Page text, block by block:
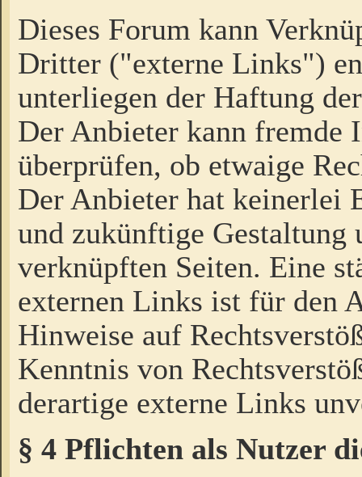
Dieses Forum kann
Dritter ("externe Links")
unterliegen der Haftung
Der Anbieter kann fremde
überprüfen, ob etwaige
Der Anbieter hat keinerlei
und zukünftige Gestaltung
verknüpften Seiten. Eine
externen Links ist für den
Hinweise auf
Kenntnis von
derartige externe Links
§ 4 Pflichten als Nutzer